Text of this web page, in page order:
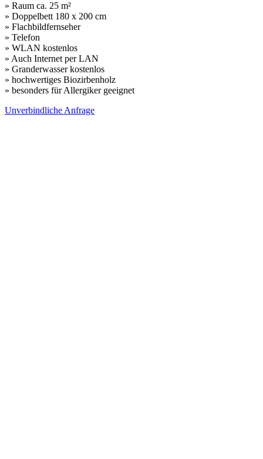
» Raum ca. 25 m²
» Doppelbett 180 x 200 cm
» Flachbildfernseher
» Telefon
» WLAN kostenlos
» Auch Internet per LAN
» Granderwasser kostenlos
» hochwertiges Biozirbenholz
» besonders für Allergiker geeignet
Unverbindliche Anfrage